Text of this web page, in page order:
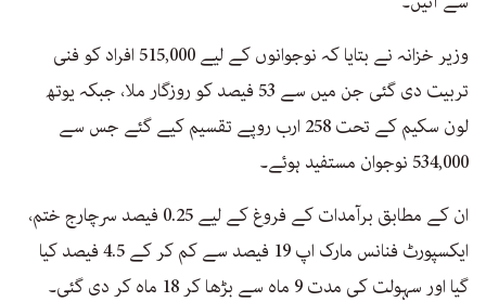
وزیر خزانہ نے بتایا کہ نوجوانوں کے لیے 515,000 افراد کو فنی
تربیت دی گئی جن میں سے 53 فیصد کو روزگار ملا، جبکہ یوتھ
لون سکیم کے تحت 258 ارب روپے تقسیم کیے گئے جس سے
534,000 نوجوان مستفید ہوئے۔
ان کے مطابق برآمدات کے فروغ کے لیے 0.25 فیصد سرچارج ختم،
ایکسپورٹ فنانس مارک اپ 19 فیصد سے کم کر کے 4.5 فیصد کیا
گیا اور سہولت کی مدت 9 ماہ سے بڑھا کر 18 ماہ کر دی گئی۔